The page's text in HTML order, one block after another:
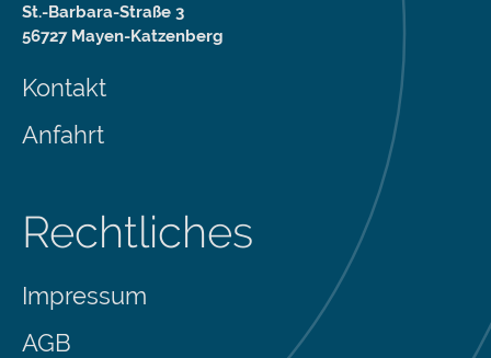
St.-Barbara-Straße 3
56727 Mayen-Katzenberg
Kontakt
Anfahrt
Rechtliches
Impressum
AGB